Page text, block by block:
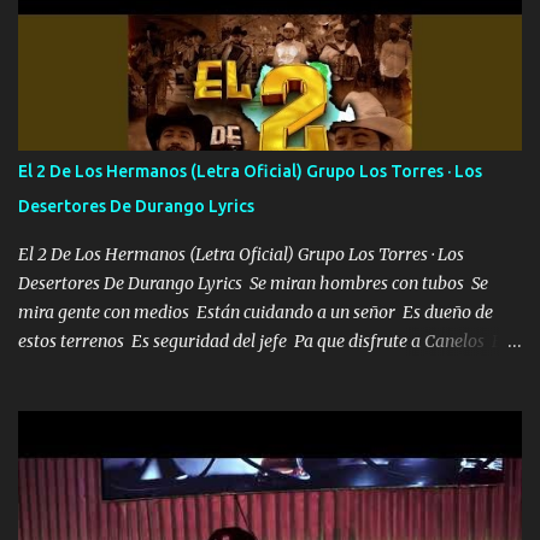
camisa es color Verde y peleam0s la Bandera por todita a la ciudad
con los drones patrullando la Frontera De Tijuana Bulevares
Bellas Artes me ve en las blancas ya hace falta mi APA FLACO
verde se le extraña pa que sepan Aquí Pura GENTE DE LA RANA 🐸
POR CLAVE ES EL CALI 4 EN LA CIUDAD TIJUANA Música Al
tirante andamos mi carnal atento a cualquier necesidad no porque
se ve limpio el camino nos confiamos al andar y nunca con la
misma piedra me vuelvo a tropezar Cuando ando de enamorado
en corto me tiró a per...
El 2 De Los Hermanos (Letra Oficial) Grupo Los Torres · Los
Desertores De Durango Lyrics
El 2 De Los Hermanos (Letra Oficial) Grupo Los Torres · Los
Desertores De Durango Lyrics Se miran hombres con tubos Se
mira gente con medios Están cuidando a un señor Es dueño de
estos terrenos Es seguridad del jefe Pa que disfrute a Canelos Es
ni tampoco las mujeres porque es platica de grandes por eso hay
que estar alegres doy las instrucciones para atender los deberes
Música Si es que salta algún problema de confianza tengo gente